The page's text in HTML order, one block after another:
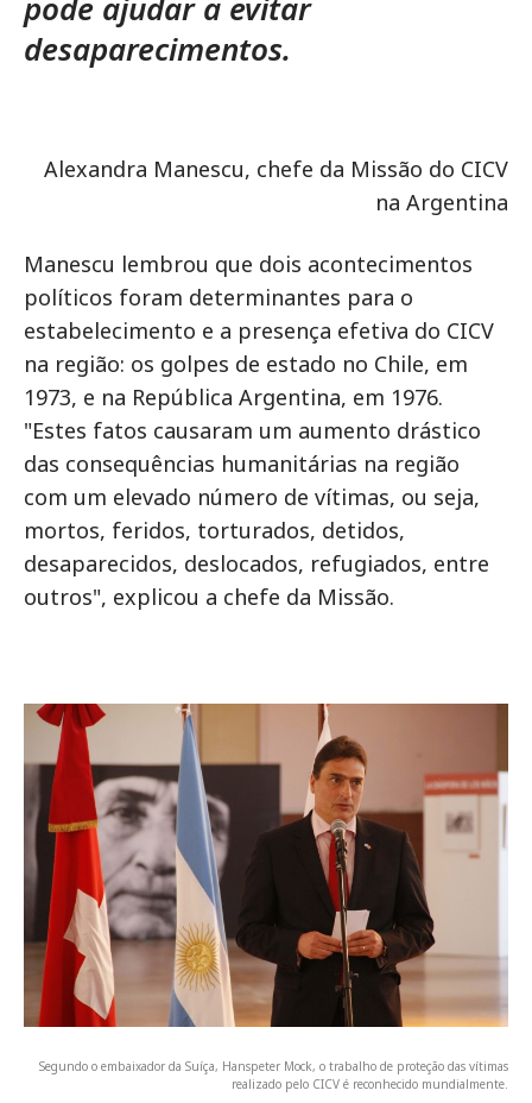
desaparecimentos.
Alexandra Manescu, chefe da Missão do CICV
na Argentina
Manescu lembrou que dois acontecimentos
políticos foram determinantes para o
estabelecimento e a presença efetiva do CICV
na região: os golpes de estado no Chile, em
1973, e na República Argentina, em 1976.
"Estes fatos causaram um aumento drástico
das consequências humanitárias na região
com um elevado número de vítimas, ou seja,
mortos, feridos, torturados, detidos,
desaparecidos, deslocados, refugiados, entre
outros", explicou a chefe da Missão.
Segundo o embaixador da Suíça, Hanspeter Mock, o trabalho de proteção das vítimas
realizado pelo CICV é reconhecido mundialmente.